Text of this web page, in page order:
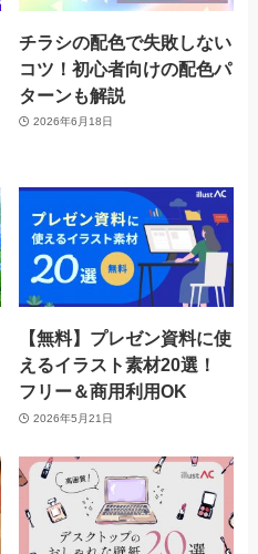
チラシの配色で失敗しない
コツ！初心者向けの配色パ
ターンも解説
2026年6月18日
【無料】プレゼン資料に使
えるイラスト素材20選！
フリー＆商用利用OK
2026年5月21日